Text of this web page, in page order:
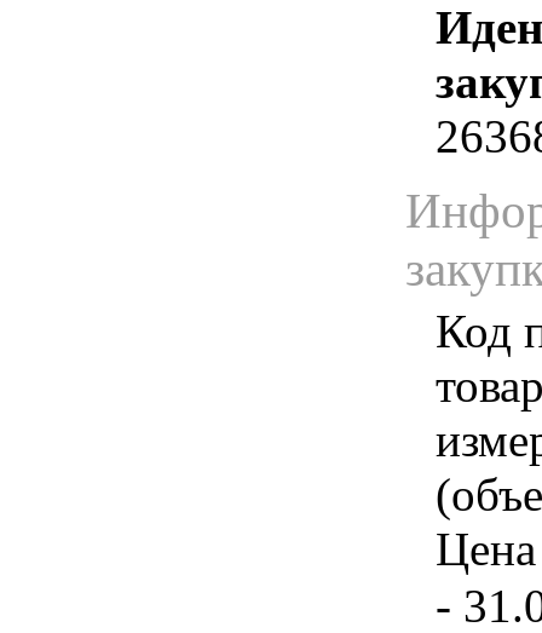
Код
-